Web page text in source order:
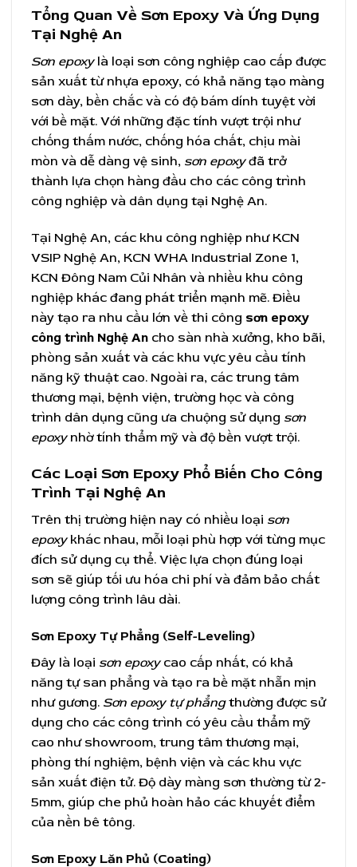
Tổng Quan Về Sơn Epoxy Và Ứng Dụng
Tại Nghệ An
Sơn epoxylà loại sơn công nghiệp cao cấp được
sản xuất từ nhựa epoxy, có khả năng tạo màng
sơn dày, bền chắc và có độ bám dính tuyệt vời
với bề mặt. Với những đặc tính vượt trội như
chống thấm nước, chống hóa chất, chịu mài
mòn và dễ dàng vệ sinh, sơn epoxyđã trở
thành lựa chọn hàng đầu cho các công trình
công nghiệp và dân dụng tại Nghệ An.
Tại Nghệ An, các khu công nghiệp như KCN
VSIP Nghệ An, KCN WHA Industrial Zone 1,
KCN Đông Nam Củi Nhân và nhiều khu công
nghiệp khác đang phát triển mạnh mẽ. Điều
này tạo ra nhu cầu lớn về thi công sơn epoxy
công trình Nghệ An cho sàn nhà xưởng, kho bãi,
phòng sản xuất và các khu vực yêu cầu tính
năng kỹ thuật cao. Ngoài ra, các trung tâm
thương mại, bệnh viện, trường học và công
trình dân dụng cũng ưa chuộng sử dụng sơn
epoxynhờ tính thẩm mỹ và độ bền vượt trội.
Các Loại Sơn Epoxy Phổ Biến Cho Công
Trình Tại Nghệ An
Trên thị trường hiện nay có nhiều loại sơn
epoxykhác nhau, mỗi loại phù hợp với từng mục
đích sử dụng cụ thể. Việc lựa chọn đúng loại
sơn sẽ giúp tối ưu hóa chi phí và đảm bảo chất
lượng công trình lâu dài.
Sơn Epoxy Tự Phẳng (Self-Leveling)
Đây là loại sơn epoxycao cấp nhất, có khả
năng tự san phẳng và tạo ra bề mặt nhẵn mịn
như gương. Sơn epoxy tự phẳngthường được sử
dụng cho các công trình có yêu cầu thẩm mỹ
cao như showroom, trung tâm thương mại,
phòng thí nghiệm, bệnh viện và các khu vực
sản xuất điện tử. Độ dày màng sơn thường từ 2-
5mm, giúp che phủ hoàn hảo các khuyết điểm
của nền bê tông.
Sơn Epoxy Lăn Phủ (Coating)